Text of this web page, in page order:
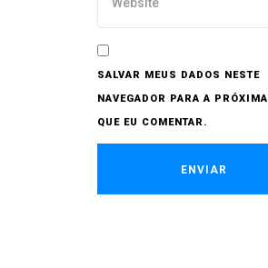
SALVAR MEUS DADOS NESTE
NAVEGADOR PARA A
QUE EU COMENTAR.